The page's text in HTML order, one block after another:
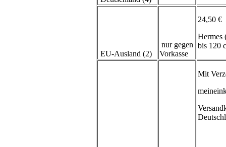
EU-Ausland (2)
nur gegen
Vorkasse
24,50 €
Hermes
bis 120
Mit